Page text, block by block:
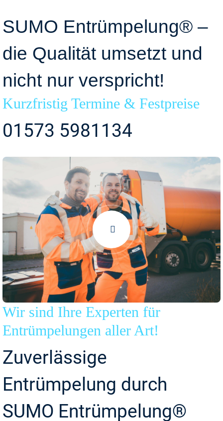
SUMO Entrümpelung® –
die Qualität umsetzt und
nicht nur verspricht!
Kurzfristig Termine & Festpreise
01573 5981134
Wir sind Ihre Experten für
Entrümpelungen aller Art!
Zuverlässige
Entrümpelung durch
SUMO Entrümpelung®